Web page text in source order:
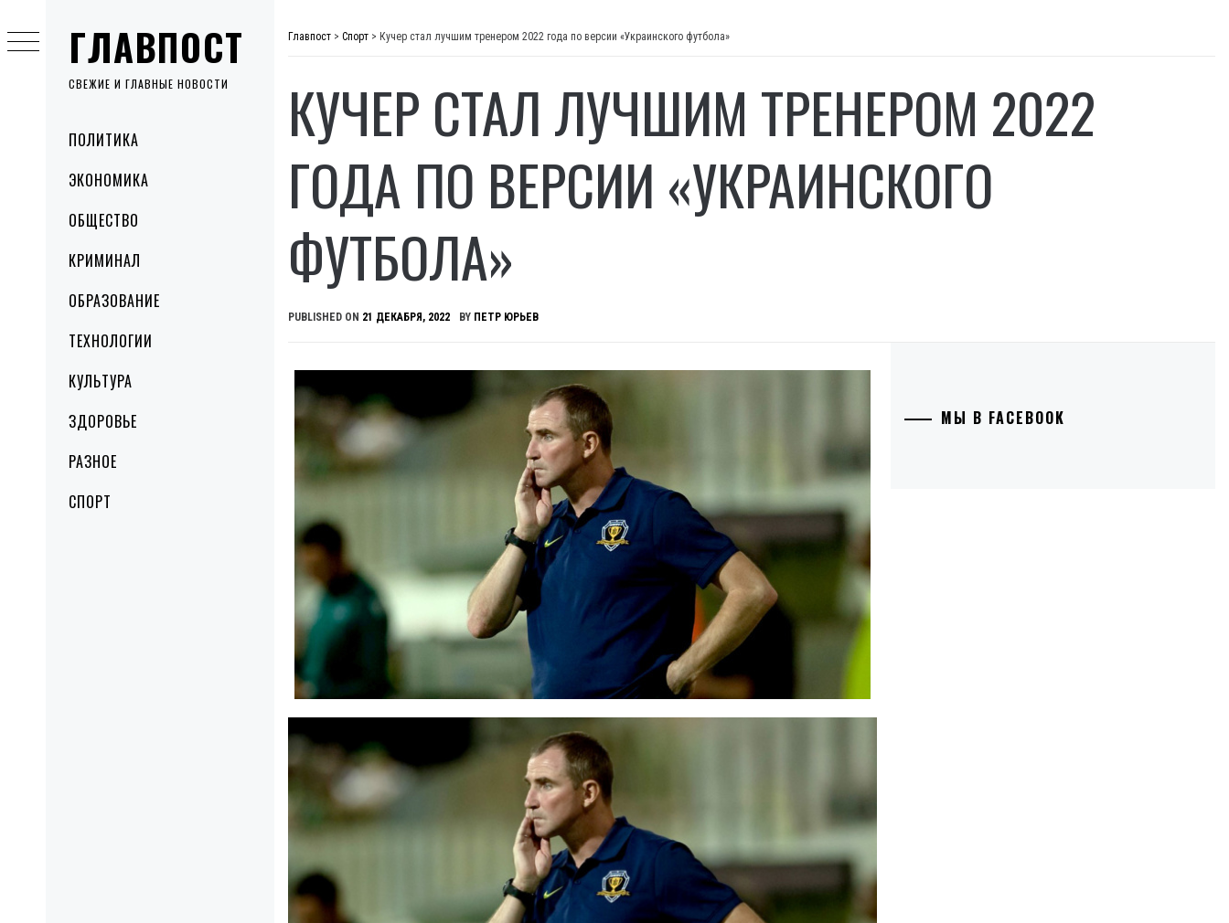
ГЛАВПОСТ
СВЕЖИЕ И ГЛАВНЫЕ НОВОСТИ
MenuПОЛИТИКА
ЭКОНОМИКА
ОБЩЕСТВО
КРИМИНАЛ
ОБРАЗОВАНИЕ
ТЕХНОЛОГИИ
КУЛЬТУРА
ЗДОРОВЬЕ
РАЗНОЕ
СПОРТ
to
content
Главпост > Спорт > Кучер стал лучшим тренером 2022 года по версии «Украинского футбола»
КУЧЕР СТАЛ ЛУЧШИМ ТРЕНЕРОМ 2022
ГОДА ПО ВЕРСИИ «УКРАИНСКОГО
ФУТБОЛА»
PUBLISHED ON 21 ДЕКАБРЯ, 2022 BY ПЕТР ЮРЬЕВ
МЫ В FACEBOOK